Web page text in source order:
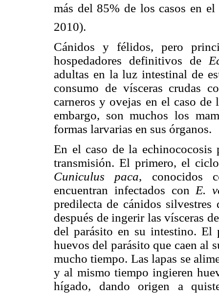
más del 85% de los casos en
2010).
Cánidos y félidos, pero
hospedadores definitivos de
adultas en la luz intestinal de
consumo de vísceras crudas
carneros y ovejas en el caso
embargo, son muchos los
formas larvarias en sus órganos.
En el caso de la
transmisión. El primero, el
Cuniculus paca, conocidos
encuentran infectados conE.
predilecta de cánidos
después de ingerir las vísceras
del parásito en su intestino. El
huevos del parásito que caen al
mucho tiempo. Las lapas se
y al mismo tiempo ingieren
hígado, dando origen a